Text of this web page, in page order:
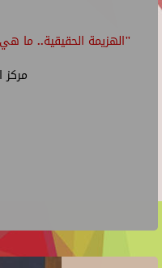
"الهزيمة الحقيقية.. ما
مركز